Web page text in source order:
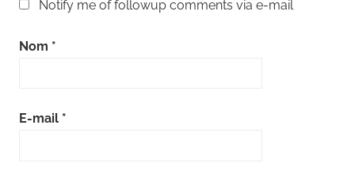
Notify me of followup comments via e-mail
Nom *
E-mail *